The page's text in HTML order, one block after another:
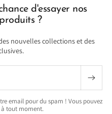
d'essayer nos
?
nouvelles collections et des
email pour du spam ! Vous pouvez
à tout moment.